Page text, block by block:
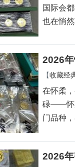
国际会
也在悄
2026
【收藏经
在怀柔
碌——怀
门品种
2026